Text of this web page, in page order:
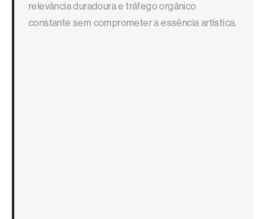
relevância duradoura e tráfego orgânico
constante sem comprometer a essência artística.